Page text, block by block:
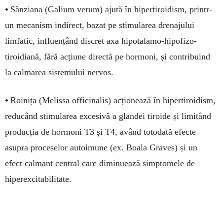
• Sânziana (Galium verum) ajută în hipertiroidism, printr-
un mecanism indirect, bazat pe stimularea drenajului
limfatic, influențând discret axa hipotalamo-hipofizo-
tiroidiană, fără acțiune directă pe hormoni, și contribuind
la calmarea sistemului nervos.
• Roinița (Melissa officinalis) acționează în hipertiroidism,
reducând stimularea excesivă a glandei tiroide și limitând
producția de hormoni T3 și T4, având totodată efecte
asupra proceselor autoimune (ex. Boala Graves) și un
efect calmant central care diminuează simptomele de
hiperexcitabilitate.